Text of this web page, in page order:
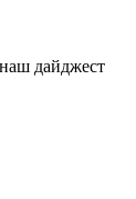
дайджест